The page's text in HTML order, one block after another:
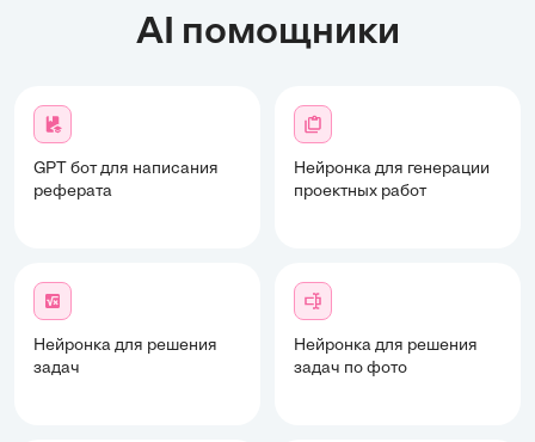
AI помощники
GPT бот для написания
реферата
Нейронка для генерации
проектных работ
Нейронка для решения
задач
Нейронка для решения
задач по фото